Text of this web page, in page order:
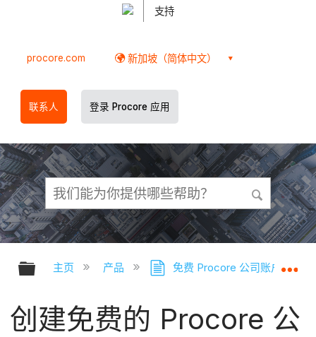
支持
procore.com 新加坡（简体中文）
联系人 登录 Procore 应用
扩展/隐缩全局层次
主页 产品 免费 Procore 公司账户
创建免费的 Procore 公